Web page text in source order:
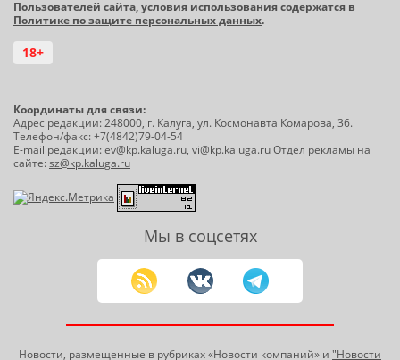
Пользователей сайта, условия использования содержатся в
Политике по защите персональных данных.
18+
Координаты для связи:
Адрес редакции: 248000, г. Калуга, ул. Космонавта Комарова, 36.
Телефон/факс: +7(4842)79-04-54
E-mail редакции:ev@kp.kaluga.ru, vi@kp.kaluga.ruОтдел рекламы на
сайте:sz@kp.kaluga.ru
Мы в соцсетях
Новости, размещенные в рубриках «Новости компаний» и "Новости